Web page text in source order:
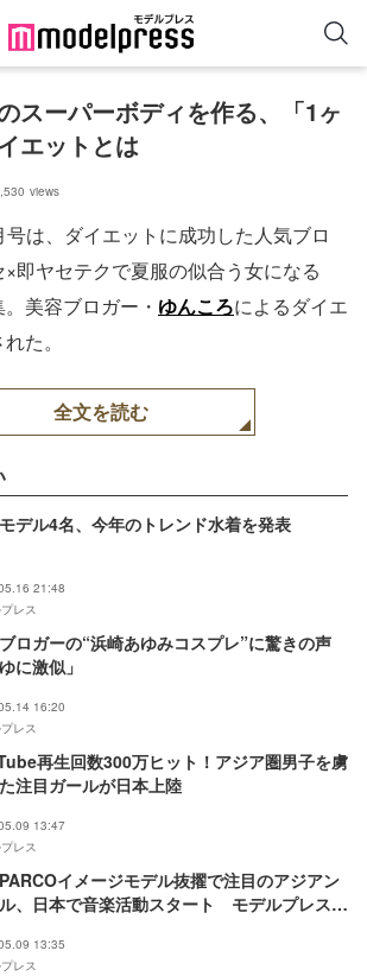
スーパーボディを作る、「1ヶ
エットとは
views
は、ダイエットに成功した人気ブロ
即ヤセテクで夏服の似合う女になる
美容ブロガー・ ゆんころによるダイエ
た。
全文を読む
デル4名、今年のトレンド水着を発表
21:48
レス
ロガーの“浜崎あゆみコスプレ”に驚きの声
に激似」
16:20
レス
再生回数300万ヒット！アジア圏男子を虜
注目ガールが日本上陸
13:47
レス
イメージモデル抜擢で注目のアジアン
、日本で音楽活動スタート モデルプレスイ
13:35
レス